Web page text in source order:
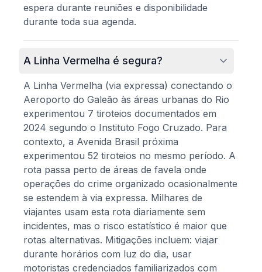
espera durante reuniões e disponibilidade
durante toda sua agenda.
A Linha Vermelha é segura?
A Linha Vermelha (via expressa) conectando o
Aeroporto do Galeão às áreas urbanas do Rio
experimentou 7 tiroteios documentados em
2024 segundo o Instituto Fogo Cruzado. Para
contexto, a Avenida Brasil próxima
experimentou 52 tiroteios no mesmo período. A
rota passa perto de áreas de favela onde
operações do crime organizado ocasionalmente
se estendem à via expressa. Milhares de
viajantes usam esta rota diariamente sem
incidentes, mas o risco estatístico é maior que
rotas alternativas. Mitigações incluem: viajar
durante horários com luz do dia, usar
motoristas credenciados familiarizados com